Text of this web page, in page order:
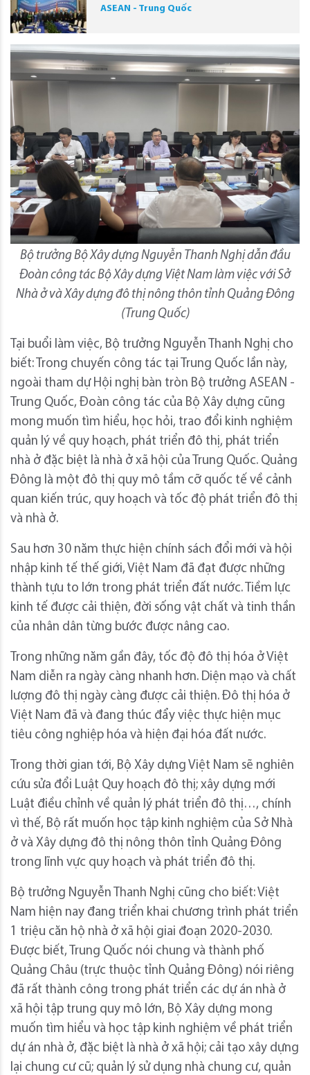
ASEAN - Trung Quốc
Bộ trưởng Bộ Xây dựng Nguyễn Thanh Nghị dẫn đầu
Đoàn công tác Bộ Xây dựng Việt Nam làm việc với Sở
Nhà ở và Xây dựng đô thị nông thôn tỉnh Quảng Đông
(Trung Quốc)
Tại buổi làm việc, Bộ trưởng Nguyễn Thanh Nghị cho
biết: Trong chuyến công tác tại Trung Quốc lần này,
ngoài tham dự Hội nghị bàn tròn Bộ trưởng ASEAN -
Trung Quốc, Đoàn công tác của Bộ Xây dựng cũng
mong muốn tìm hiểu, học hỏi, trao đổi kinh nghiệm
quản lý về quy hoạch, phát triển đô thị, phát triển
nhà ở đặc biệt là nhà ở xã hội của Trung Quốc. Quảng
Đông là một đô thị quy mô tầm cỡ quốc tế về cảnh
quan kiến trúc, quy hoạch và tốc độ phát triển đô thị
và nhà ở.
Sau hơn 30 năm thực hiện chính sách đổi mới và hội
nhập kinh tế thế giới, Việt Nam đã đạt được những
thành tựu to lớn trong phát triển đất nước. Tiềm lực
kinh tế được cải thiện, đời sống vật chất và tinh thần
của nhân dân từng bước được nâng cao.
Trong những năm gần đây, tốc độ đô thị hóa ở Việt
Nam diễn ra ngày càng nhanh hơn. Diện mạo và chất
lượng đô thị ngày càng được cải thiện. Đô thị hóa ở
Việt Nam đã và đang thúc đẩy việc thực hiện mục
tiêu công nghiệp hóa và hiện đại hóa đất nước.
Trong thời gian tới, Bộ Xây dựng Việt Nam sẽ nghiên
cứu sửa đổi Luật Quy hoạch đô thị; xây dựng mới
Luật điều chỉnh về quản lý phát triển đô thị…, chính
vì thế, Bộ rất muốn học tập kinh nghiệm của Sở Nhà
ở và Xây dựng đô thị nông thôn tỉnh Quảng Đông
trong lĩnh vực quy hoạch và phát triển đô thị.
Bộ trưởng Nguyễn Thanh Nghị cũng cho biết: Việt
Nam hiện nay đang triển khai chương trình phát triển
1 triệu căn hộ nhà ở xã hội giai đoạn 2020-2030.
Được biết, Trung Quốc nói chung và thành phố
Quảng Châu (trực thuộc tỉnh Quảng Đông) nói riêng
đã rất thành công trong phát triển các dự án nhà ở
xã hội tập trung quy mô lớn, Bộ Xây dựng mong
muốn tìm hiểu và học tập kinh nghiệm về phát triển
dự án nhà ở, đặc biệt là nhà ở xã hội; cải tạo xây dựng
lại chung cư cũ; quản lý sử dụng nhà chung cư, quản